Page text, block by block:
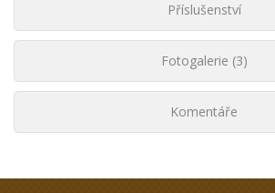
Příslušenství
Fotogalerie (3)
Komentáře